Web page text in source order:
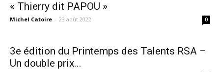
« Thierry dit PAPOU »
Michel Catoire - 23 août 2022 0
3e édition du Printemps des Talents RSA –
Un double prix...